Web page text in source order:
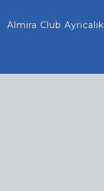
Almira Club